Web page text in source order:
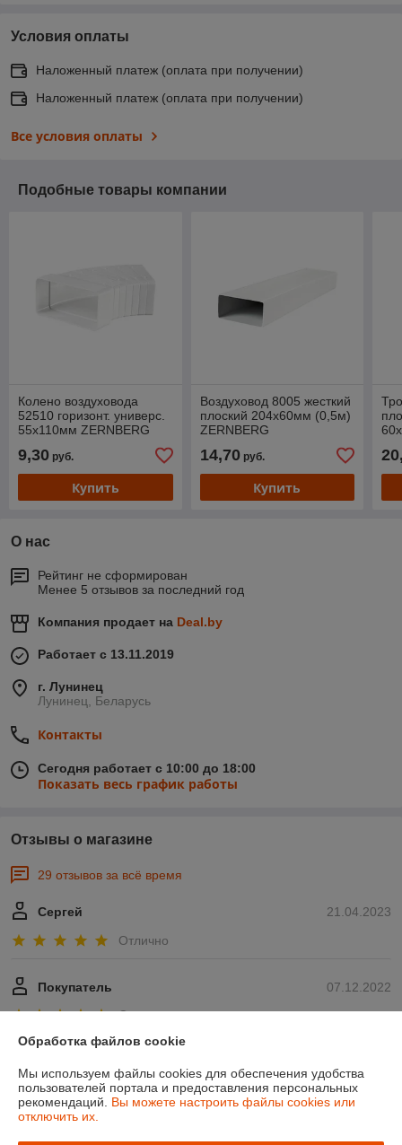
Условия оплаты
Наложенный платеж (оплата при получении)
Наложенный платеж (оплата при получении)
Все условия оплаты
Подобные товары компании
Колено воздуховода
52510 горизонт. универс.
55х110мм ZERNBERG
9,30 руб.
Купить
Воздуховод 8005 жесткий
плоский 204х60мм (0,5м)
ZERNBERG
14,70руб.
Купить
О нас
Рейтинг не сформирован
Менее 5 отзывов за последний год
Компания продает на Deal.by
Работает с 13.11.2019
г. Лунинец
Лунинец, Беларусь
Контакты
Сегодня работает с 10:00 до 18:00
Показать весь график работы
Отзывы о магазине
29 отзывов за всё время
21.04.2023
Сергей
Отлично
07.12.2022
Покупатель
Отлично
Показать все отзывы
О нас
Обработка файлов cookie
Мы используем файлы cookies для обеспечения удобства
пользователей портала и предоставления персональных
рекомендаций. Вы можете настроить файлы cookies или
отключить их.